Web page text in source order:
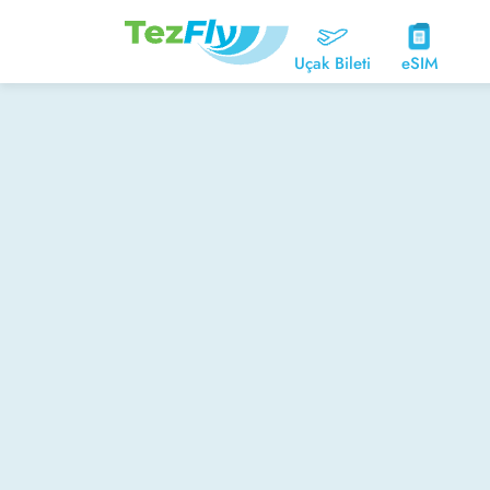
Uçak Bileti eSIM